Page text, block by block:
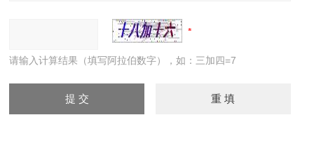
请输入计算结果（填写阿拉伯数字），如：三加四=7